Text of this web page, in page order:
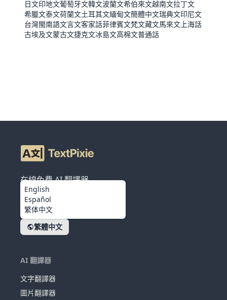
日文印地文葡萄牙文韓文波蘭文希伯來文越南文拉丁文
希臘文泰文荷蘭文土耳其文緬甸文簡體中文瑞典文印尼文
台灣閩南語文言文客家話菲律賓文梵文藏文馬來文 上海話
古埃及文蒙古文捷克文冰島文高棉文普通話
在線免費 AI 翻譯器
繁體中文
English
Español
繁体中文
AI 翻譯器
文字翻譯器
圖片翻譯器